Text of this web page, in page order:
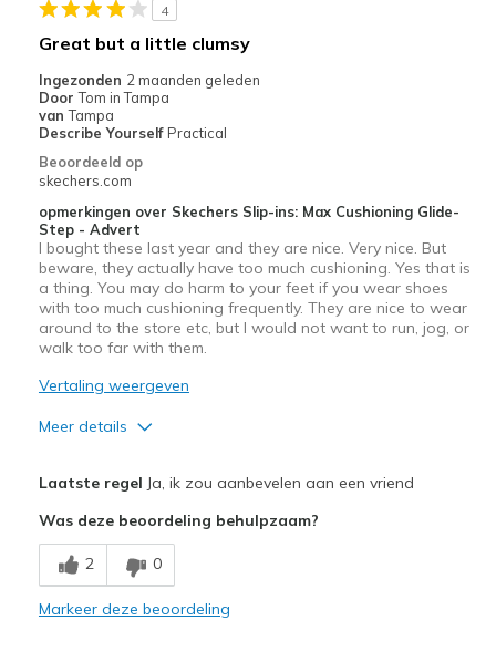
Casual Wear
Width
Sizing
Feels true to size
View On Shoes
4
Great but a little clumsy
Ingezonden 2 maanden geleden
Door Tom in Tampa
van Tampa
Describe Yourself Practical
Beoordeeld op
skechers.com
opmerkingen over Skechers Slip-ins: Max Cushioning Glide-
Step - Advert
I bought these last year and they are nice. Very nice. But
beware, they actually have too much cushioning. Yes that is
a thing. You may do harm to your feet if you wear shoes
with too much cushioning frequently. They are nice to wear
around to the store etc, but I would not want to run, jog, or
walk too far with them.
Vertaling weergeven
Meer details
Breathe Well
Comfortable
Laatste regel Ja, ik zou aanbevelen aan een vriend
Was deze beoordeling behulpzaam?
2 0
Markeer deze beoordeling